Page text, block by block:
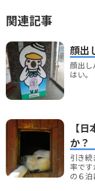
関連記事
顔出
顔出し
はい。
【
か
引き
率です
の６泊